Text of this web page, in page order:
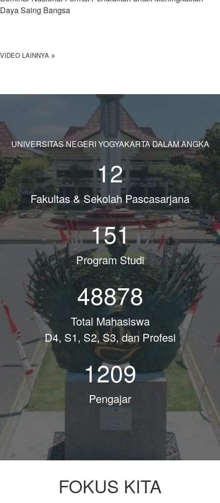
Daya Saing Bangsa
VIDEO LAINNYA
UNIVERSITAS NEGERI YOGYAKARTA DALAM ANGKA
12
Fakultas & Sekolah Pascasarjana
151
Program Studi
48878
Total Mahasiswa
D4, S1, S2, S3, dan Profesi
1209
Pengajar
FOKUS KITA